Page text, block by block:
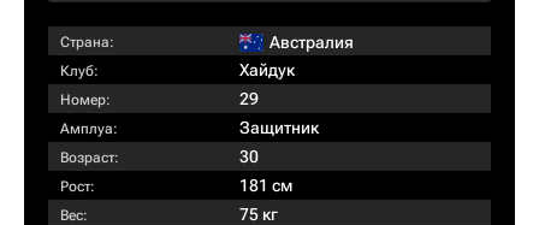
Страна: Австралия
Клуб: Хайдук
Номер: 29
Амплуа: Защитник
Возраст: 30
Рост: 181 см
Вес: 75 кг